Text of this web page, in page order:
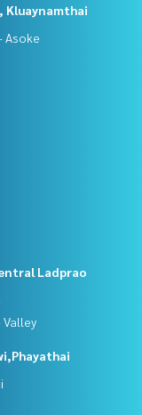
Kluaynamthai
Asoke
Ladprao
Valley